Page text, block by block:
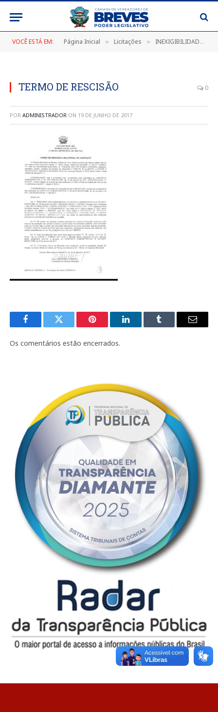
VOCÊ ESTÁ EM: Página Inicial » Licitações » INEXIGIBILIDADE Nº 001/2017
TERMO DE RESCISÃO 0
POR ADMINISTRADOR ON 19 DE JUNHO DE 2017
FacebookTwitter Pinterest LinkedInTumblr
E-
Os comentários estão encerrados.